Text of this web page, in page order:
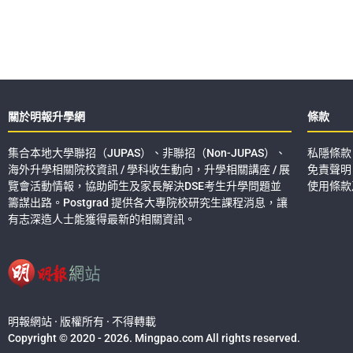
關於明報升學網
集合本地大學聯招（JUPAS）、非聯招（Non-JUPAS）、
海外升學相關院校資訊 / 學科收生動向，升學相關講座 / 展
覽會活動情報，協助師生及家長解決DSE考生升學問題並
籌謀出路。Postgrad 提供各大專院校研究生課程消息，讓
有志深造人士能獲得最新的相關資訊。
條款
私隱條款
免責聲明
使用條
明報網站 · 版權所有 · 不得轉載
Copyright © 2020 - 2026. Mingpao.com All rights reserved.